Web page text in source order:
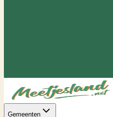
Gemeenten